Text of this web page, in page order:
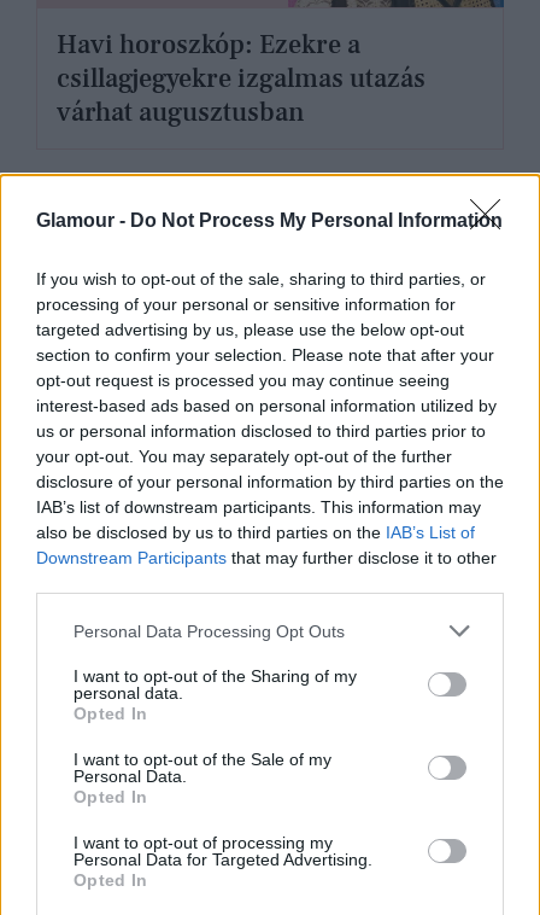
Glamour - Do Not Process My Personal Information
If you wish to opt-out of the sale, sharing to third parties, or
processing of your personal or sensitive information for
targeted advertising by us, please use the below opt-out
section to confirm your selection. Please note that after your
opt-out request is processed you may continue seeing
interest-based ads based on personal information utilized by
us or personal information disclosed to third parties prior to
your opt-out. You may separately opt-out of the further
disclosure of your personal information by third parties on the
IAB’s list of downstream participants. This information may
also be disclosed by us to third parties on the IAB’s List of
Downstream Participants that may further disclose it to other
Please note that this website/app uses one or more Google
not limited to your visit or usage behaviour. You may click to
grant or deny consent to Google and its third-party tags to
use your data for below specified purposes in below Google
consent section.
Personal Data Processing Opt Outs
I want to opt-out of the Sharing of my
personal data.
Opted In
I want to opt-out of the Sale of my
Personal Data.
Opted In
I want to opt-out of processing my
Personal Data for Targeted Advertising.
Opted In
Havi horoszkóp: Ezekre a
csillagjegyekre izgalmas utazás
várhat augusztusban
GLAMOUR HOROSZKÓP
Napi horoszkóp: A Kos váratlan
üzenetet kaphat, az Ikrekre flört
várhat - augusztus 1.